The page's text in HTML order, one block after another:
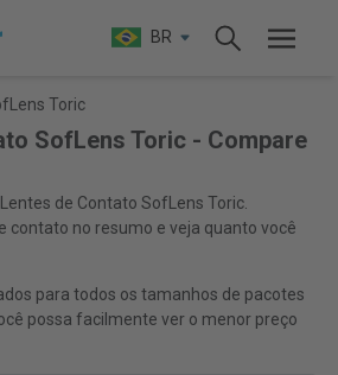
BR
Toric
SofLens Toric - Compare
de Contato SofLens Toric.
contato no resumo e veja quanto você
para todos os tamanhos de pacotes
possa facilmente ver o menor preço